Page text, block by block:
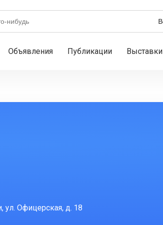
Объявления Публикации Выставки
ул. Офицерская, д. 18